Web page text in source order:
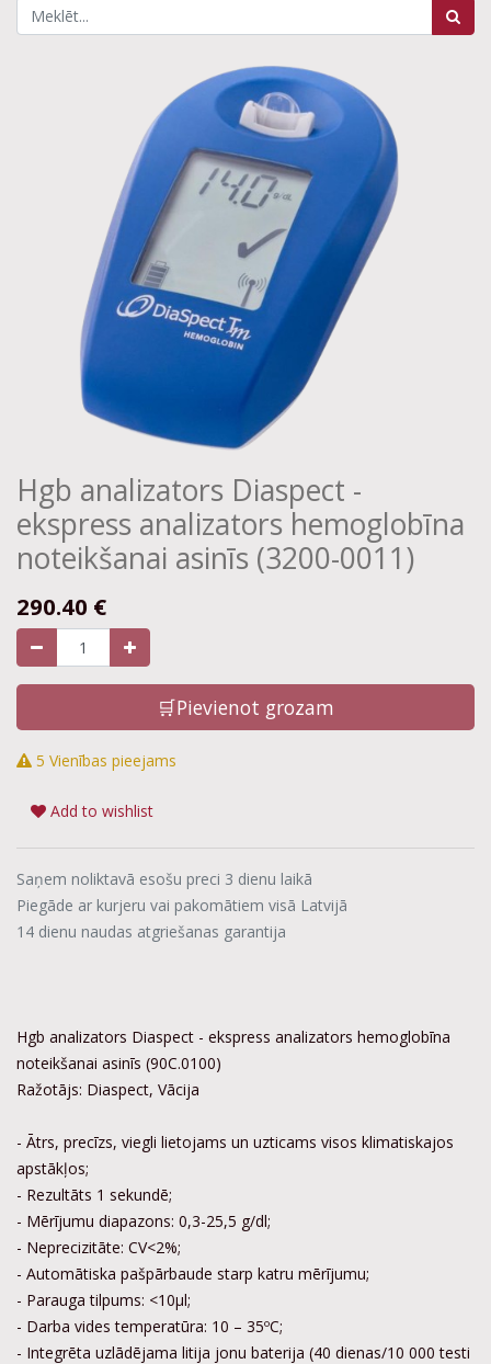
Hgb analizators Diaspect -
ekspress analizators hemoglobīna
noteikšanai asinīs (3200-0011)
290.40 €
🛒Pievienot grozam
5 Vienības pieejams
Add to wishlist
Saņem noliktavā esošu preci 3 dienu laikā
Piegāde ar kurjeru vai pakomātiem visā Latvijā
14 dienu naudas atgriešanas garantija
Hgb analizators Diaspect - ekspress analizators hemoglobīna
noteikšanai asinīs (90C.0100)
Ražotājs: Diaspect, Vācija
- Ātrs, precīzs, viegli lietojams un uzticams visos klimatiskajos
apstākļos;
- Rezultāts 1 sekundē;
- Mērījumu diapazons: 0,3-25,5 g/dl;
- Neprecizitāte: CV<2%;
- Automātiska pašpārbaude starp katru mērījumu;
- Parauga tilpums: <10µl;
- Darba vides temperatūra: 10 – 35ºC;
- Integrēta uzlādējama litija jonu baterija (40 dienas/10 000 testi